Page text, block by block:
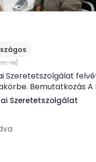
re)
Szeretetszolgálat
Bemutatkozás A
Szeretetszolgálat